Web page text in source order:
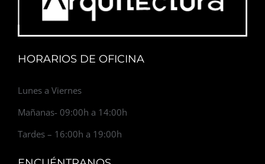
HORARIOS DE OFICINA
Lunes a Viernes
Mañanas- 09:00h a 14:00h
Tardes – 16:00h a 19:00h